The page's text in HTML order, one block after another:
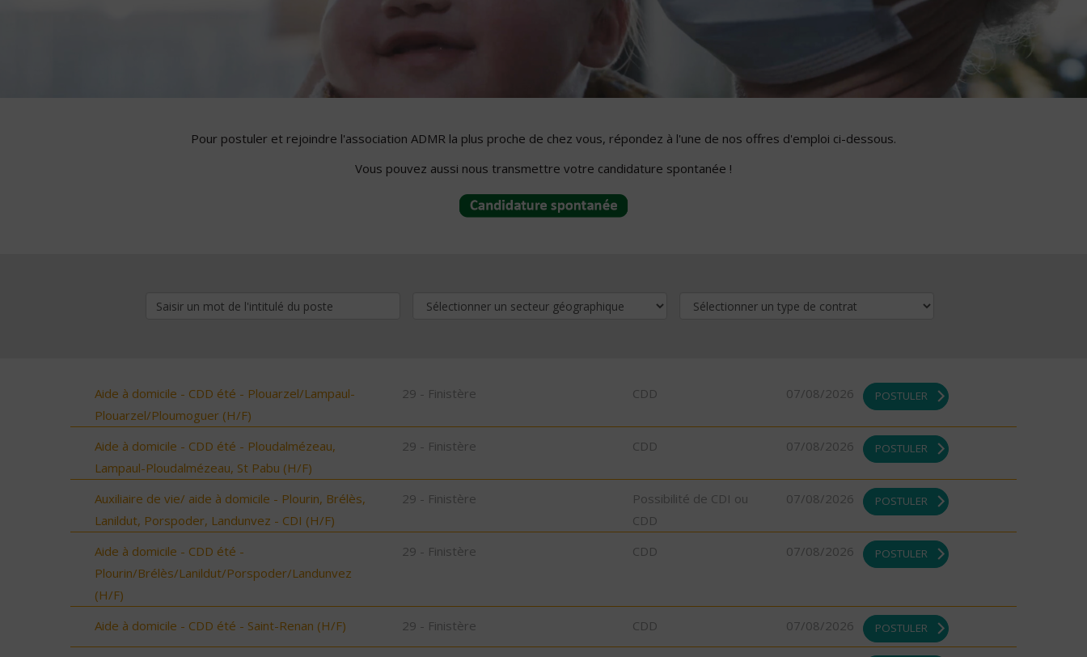
Pour postuler et rejoindre l'association ADMR la plus proche de chez vous, répondez à l'une de nos offres d'emploi ci-dessous.
Vous pouvez aussi nous transmettre votre candidature spontanée !
Aide à domicile - CDD été - Plouarzel/Lampaul-
Plouarzel/Ploumoguer (H/F)
29 - Finistère CDD 07/08/2026 POSTULER
Aide à domicile - CDD été - Ploudalmézeau,
Lampaul-Ploudalmézeau, St Pabu (H/F)
29 - Finistère CDD 07/08/2026 POSTULER
Auxiliaire de vie/ aide à domicile - Plourin, Brélès,
Lanildut, Porspoder, Landunvez - CDI (H/F)
29 - Finistère
Possibilité de CDI ou
CDD
07/08/2026 POSTULER
Aide à domicile - CDD été -
Plourin/Brélès/Lanildut/Porspoder/Landunvez
(H/F)
29 - Finistère CDD 07/08/2026 POSTULER
Aide à domicile - CDD été - Saint-Renan (H/F) 29 - Finistère CDD 07/08/2026 POSTULER